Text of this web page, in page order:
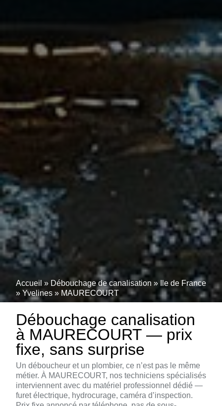
Accueil » Débouchage de canalisation » Ile de France
» Yvelines » MAURECOURT
Débouchage canalisation
à MAURECOURT — prix
fixe, sans surprise
Un déboucheur et un plombier, ce n’est pas le même
métier. À MAURECOURT, nos techniciens spécialisés
interviennent avec du matériel professionnel dédié —
furet électrique, hydrocurage, caméra d’inspection.